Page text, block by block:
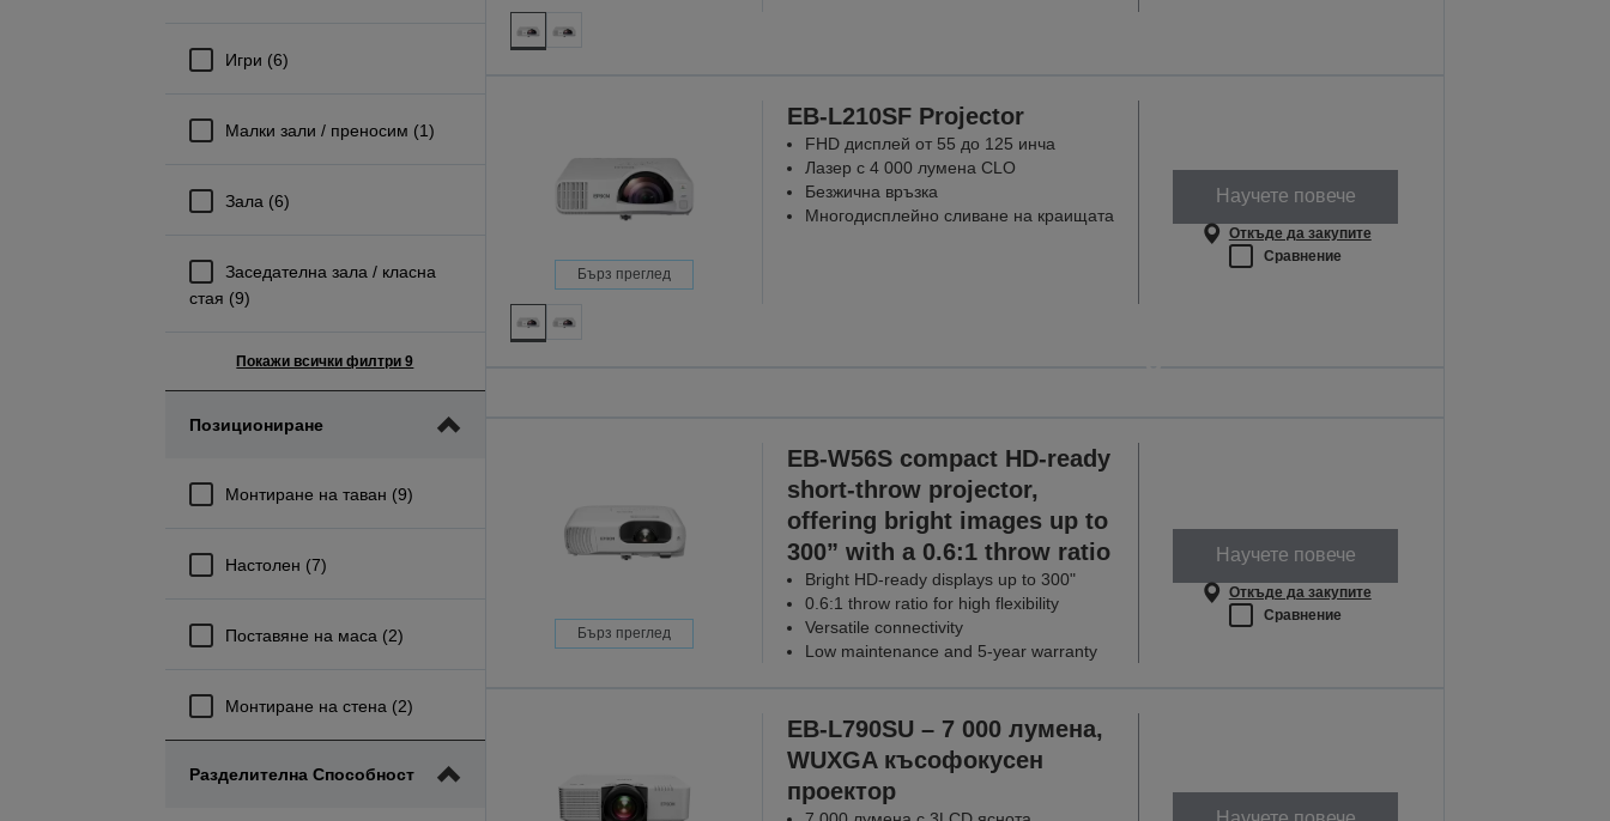
Игри (6)
Mалки зали / преносим (1)
Зала (6)
Заседателна зала / класна
стая (9)
Покажи всички филтри 9
Позициониране
Монтиране на таван (9)
Настолен (7)
Поставяне на маса (2)
Монтиране на стена (2)
Разделителна Способност
Бърз преглед
EB-L210SF Projector
FHD дисплей от 55 до 125 инча
Лазер с 4 000 лумена CLO
Безжична връзка
Многодисплейно сливане на краищата
Научете повече
Откъде да закупите
Сравнение
ОТКРИЙТЕ ПОВЕЧЕ
Бърз преглед
EB-W56S compact HD-ready
short-throw projector,
offering bright images up to
300” with a 0.6:1 throw ratio
Bright HD-ready displays up to 300"
0.6:1 throw ratio for high flexibility
Versatile connectivity
Low maintenance and 5-year warranty
Научете повече
Откъде да закупите
Сравнение
EB-L790SU – 7 000 лумена,
WUXGA късофокусен
проектор